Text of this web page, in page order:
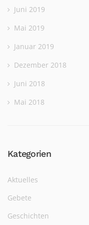
Juni 2019
Mai 2019
Januar 2019
Dezember 2018
Juni 2018
Mai 2018
Kategorien
Aktuelles
Gebete
Geschichten